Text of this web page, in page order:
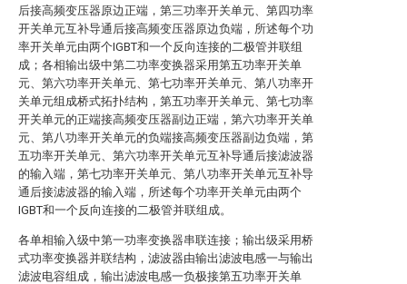
后接高频变压器原边正端，第三功率开关单元、第四功率
开关单元互补导通后接高频变压器原边负端，所述每个功
率开关单元由两个IGBT和一个反向连接的二极管并联组
成；各相输出级中第二功率变换器采用第五功率开关单
元、第六功率开关单元、第七功率开关单元、第八功率开
关单元组成桥式拓扑结构，第五功率开关单元、第七功率
开关单元的正端接高频变压器副边正端，第六功率开关单
元、第八功率开关单元的负端接高频变压器副边负端，第
五功率开关单元、第六功率开关单元互补导通后接滤波器
的输入端，第七功率开关单元、第八功率开关单元互补导
通后接滤波器的输入端，所述每个功率开关单元由两个
IGBT和一个反向连接的二极管并联组成。
各单相输入级中第一功率变换器串联连接；输出级采用桥
式功率变换器并联结构，滤波器由输出滤波电感一与输出
滤波电容组成，输出滤波电感一负极接第五功率开关单